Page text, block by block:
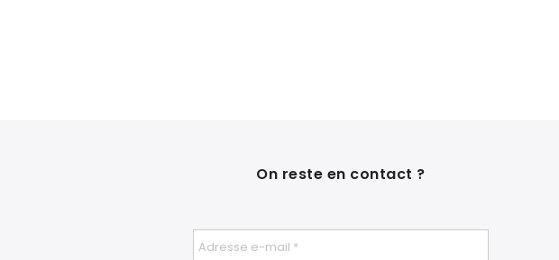
On reste en contact ?